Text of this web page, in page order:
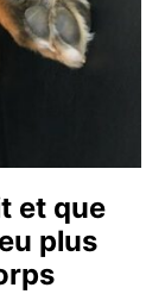
et que
plus